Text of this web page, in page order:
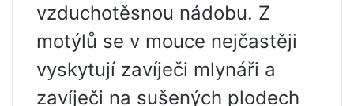
vzduchotěsnou nádobu. Z
motýlů se v mouce nejčastěji
vyskytují zavíječi mlynáři a
zavíječi na sušených plodech